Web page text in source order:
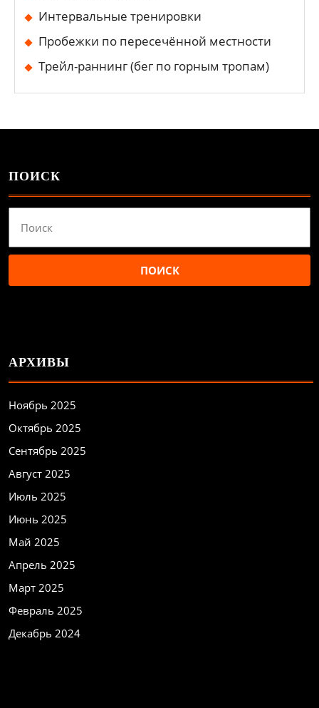
Интервальные тренировки
Пробежки по пересечённой местности
Трейл-раннинг (бег по горным тропам)
ПОИСК
АРХИВЫ
Ноябрь 2025
Октябрь 2025
Сентябрь 2025
Август 2025
Июль 2025
Июнь 2025
Май 2025
Апрель 2025
Март 2025
Февраль 2025
Декабрь 2024